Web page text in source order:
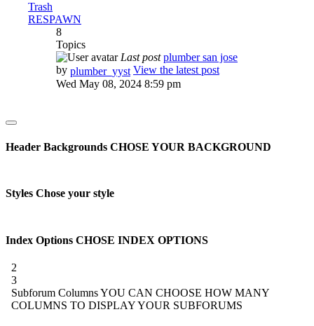
Trash
RESPAWN
8
Topics
Last post plumber san jose
by plumber_yyst View the latest post
Wed May 08, 2024 8:59 pm
Header Backgrounds CHOSE YOUR BACKGROUND
Styles Chose your style
Index Options CHOSE INDEX OPTIONS
2
3
Subforum ColumnsYOU CAN CHOOSE HOW MANY
COLUMNS TO DISPLAY YOUR SUBFORUMS